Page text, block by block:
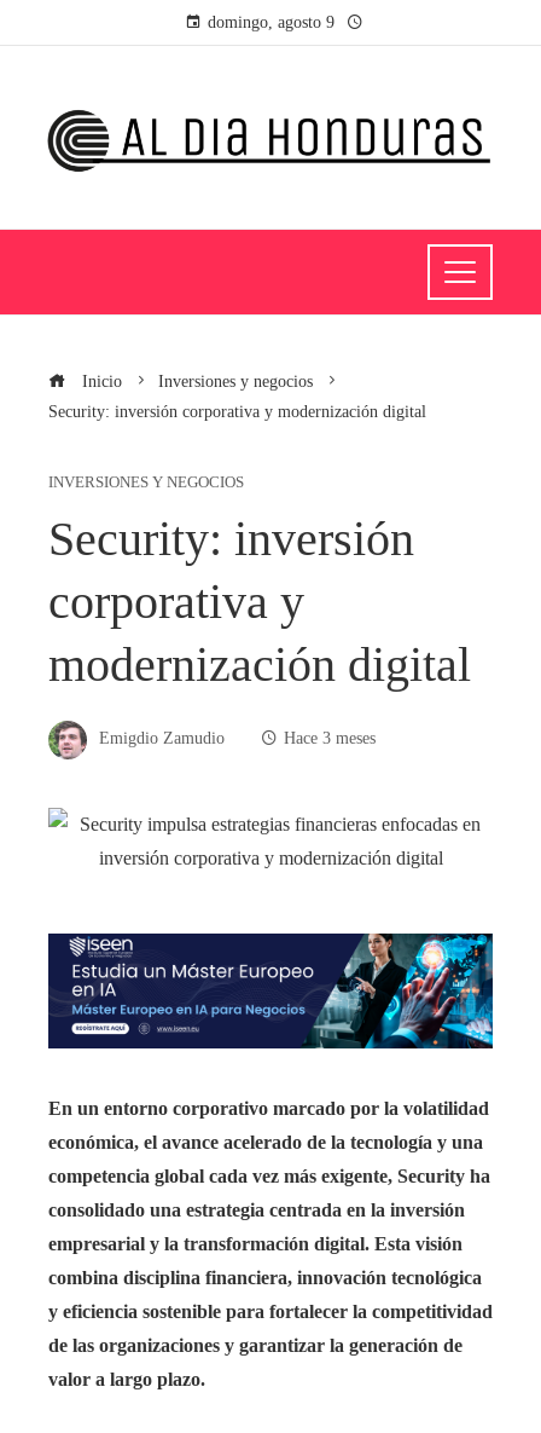
domingo, agosto 9
Inicio
Inversiones y negocios
Security: inversión corporativa y modernización digital
INVERSIONES Y NEGOCIOS
Security: inversión
corporativa y
modernización digital
Emigdio Zamudio Hace 3 meses
En un entorno corporativo marcado por la volatilidad
económica, el avance acelerado de la tecnología y una
competencia global cada vez más exigente, Security ha
consolidado una estrategia centrada en la inversión
empresarial y la transformación digital. Esta visión
combina disciplina financiera, innovación tecnológica
y eficiencia sostenible para fortalecer la competitividad
de las organizaciones y garantizar la generación de
valor a largo plazo.